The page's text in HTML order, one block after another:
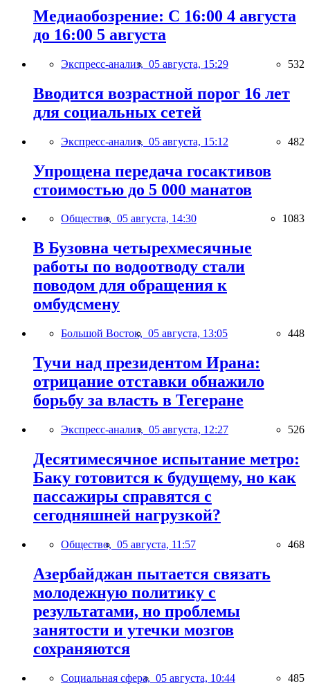
Медиаобозрение: С 16:00 4 августа
до 16:00 5 августа
Экспресс-анализ, 05 августа, 15:29 532
Вводится возрастной порог 16 лет
для социальных сетей
Экспресс-анализ, 05 августа, 15:12 482
Упрощена передача госактивов
стоимостью до 5 000 манатов
Общество, 05 августа, 14:30 1083
В Бузовна четырехмесячные
работы по водоотводу стали
поводом для обращения к
омбудсмену
Большой Восток, 05 августа, 13:05 448
Тучи над президентом Ирана:
отрицание отставки обнажило
борьбу за власть в Тегеране
Экспресс-анализ, 05 августа, 12:27 526
Десятимесячное испытание метро:
Баку готовится к будущему, но как
пассажиры справятся с
сегодняшней нагрузкой?
Общество, 05 августа, 11:57 468
Азербайджан пытается связать
молодежную политику с
результатами, но проблемы
занятости и утечки мозгов
сохраняются
Социальная сфера, 05 августа, 10:44 485